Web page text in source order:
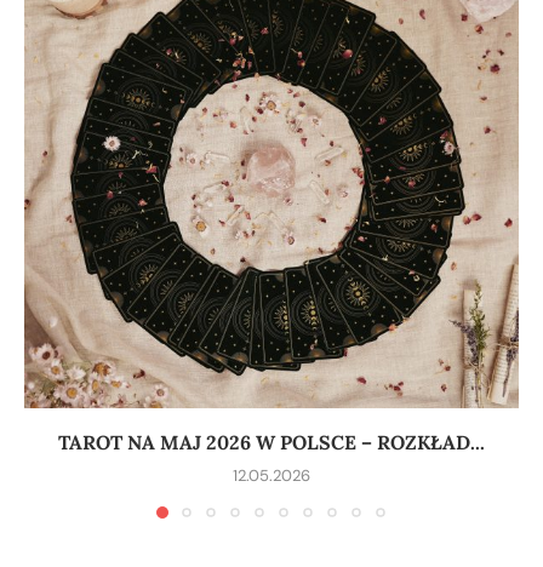
TAROT NA MAJ 2026 W POLSCE – ROZKŁAD...
12.05.2026